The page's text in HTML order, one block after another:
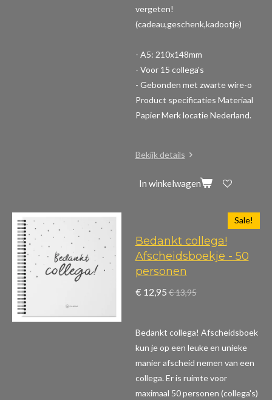
vergeten!
(cadeau,geschenk,kadootje)
- A5: 210x148mm
- Voor 15 collega's
- Gebonden met zwarte wire-o
Product specificaties Materiaal
Papier Merk locatie Nederland.
Bekijk details
In winkelwagen
Sale!
Bedankt collega!
Afscheidsboekje - 50
personen
€ 12,95 € 13,95
Bedankt collega! Afscheidsboek
kun je op een leuke en unieke
manier afscheid nemen van een
collega. Er is ruimte voor
maximaal 50 personen (collega's)